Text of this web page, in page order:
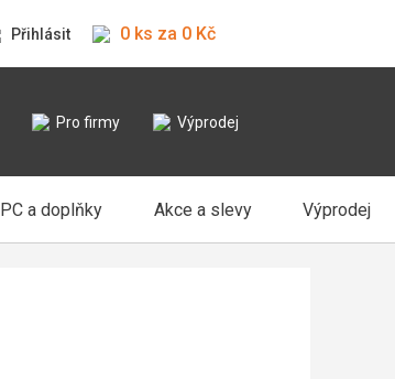
Přihlásit 0 ks za 0 Kč
Pro firmy Výprodej
PC a doplňky Akce a slevy Výprodej